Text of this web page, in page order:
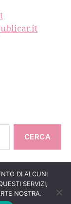
Su
DI ALCUNI
SERVIZI,
NOSTRA.